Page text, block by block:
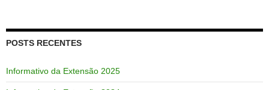
POSTS RECENTES
Informativo da Extensão 2025